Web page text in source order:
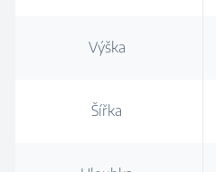
Výška
Šířka